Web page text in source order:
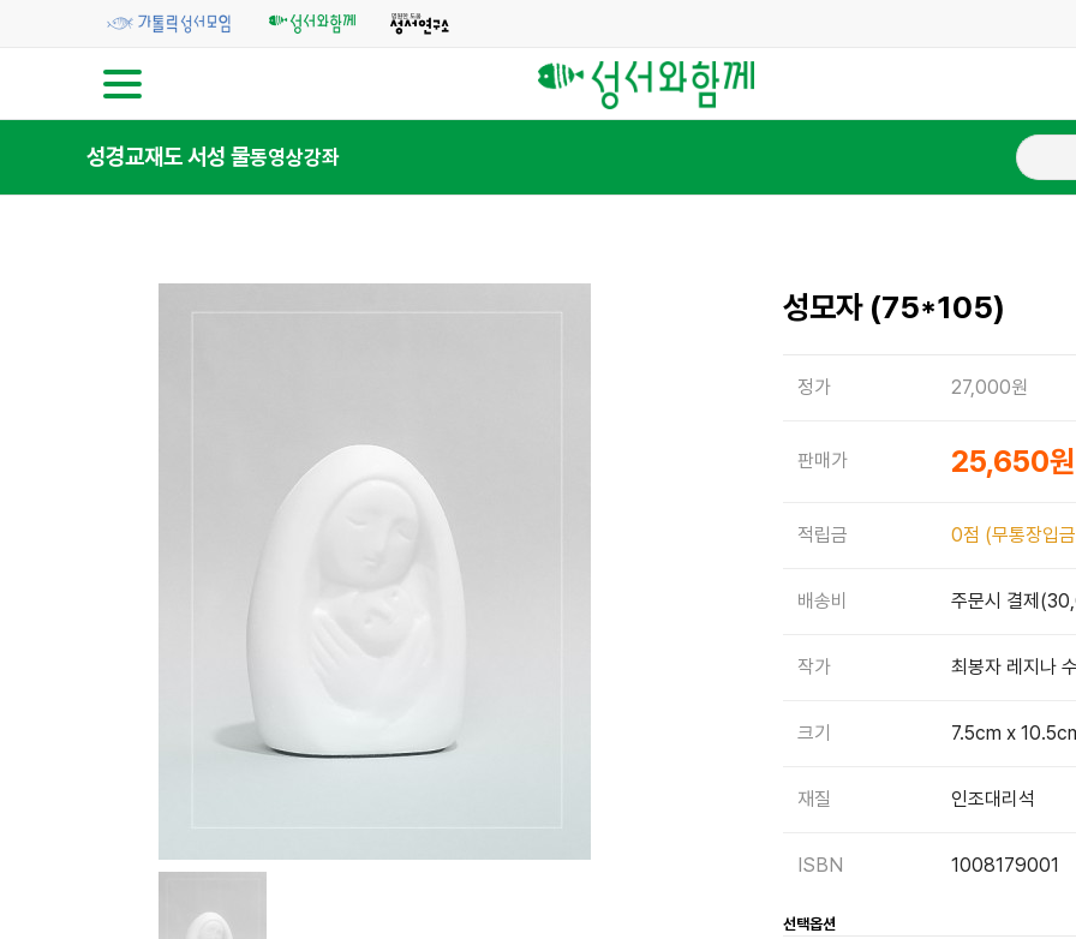
성경교재도 서성 물동영상강좌
성모자 (75*105)
정가 27,000원
판매가 25,650
적립금 0점 (무통장입
배송비 주문시 결제
작가 최봉자 레지나
크기 7.5cm x
재질 인조대리석
ISBN 1008179001
선택옵션